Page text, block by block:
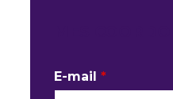
E-mail *